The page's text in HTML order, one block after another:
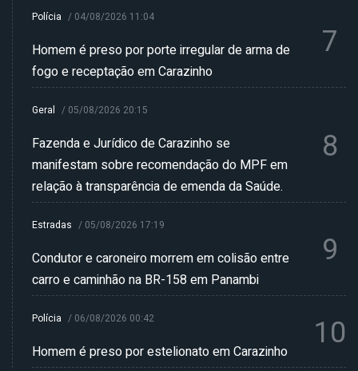
Polícia / 04/08/2026 11:04
Homem é preso por porte irregular de arma de
fogo e receptação em Carazinho
7
Geral / 05/08/2026 20:15
Fazenda e Jurídico de Carazinho se
manifestam sobre recomendação do MPF em
relação à transparência de emenda da Saúde.
8
Estradas / 05/08/2026 17:19
Condutor e caroneiro morrem em colisão entre
carro e caminhão na BR-158 em Panambi
9
Polícia / 06/08/2026 00:42
Homem é preso por estelionato em Carazinho 10